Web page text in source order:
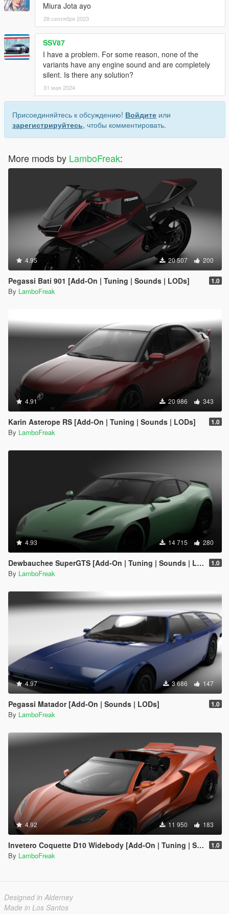
Miura Jota ayo
28 сентября 2023
SSV87
I have a problem. For some reason, none of the
variants have any engine sound and are completely
silent. Is there any solution?
31 мая 2024
Присоединяйтесь к обсуждению! Войдите или
зарегистрируйтесь, чтобы комментировать.
More mods by LamboFreak:
4.95 20 507 200
Pegassi Bati 901 [Add-On | Tuning | Sounds | LODs] 1.0
By LamboFreak
4.91 20 986 343
Karin Asterope RS [Add-On | Tuning | Sounds | LODs] 1.0
By LamboFreak
4.93 14 715 280
Dewbauchee SuperGTS [Add-On | Tuning | Sounds | LODs] 1.0
By LamboFreak
4.97 3 686 147
Pegassi Matador [Add-On | Sounds | LODs] 1.0
By LamboFreak
4.92 11 950 183
Invetero Coquette D10 Widebody [Add-On | Tuning | Sounds | LODs] 1.0
By LamboFreak
Designed in Alderney
Made in Los Santos